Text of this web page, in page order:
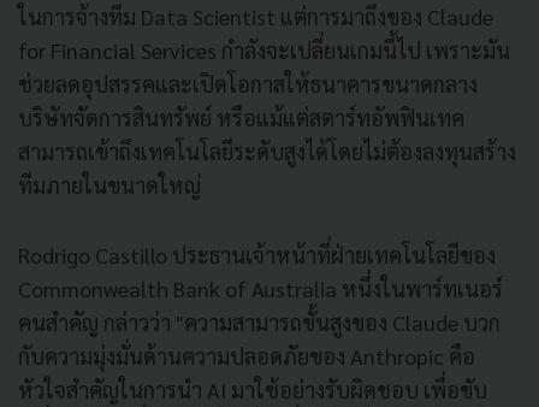
ในการจ้างทีม Data Scientist แต่การมาถึงของ Claude
for Financial Services กำลังจะเปลี่ยนเกมนี้ไป เพราะมัน
ช่วยลดอุปสรรคและเปิดโอกาสให้ธนาคารขนาดกลาง
บริษัทจัดการสินทรัพย์ หรือแม้แต่สตาร์ทอัพฟินเทค
สามารถเข้าถึงเทคโนโลยีระดับสูงได้โดยไม่ต้องลงทุนสร้าง
ทีมภายในขนาดใหญ่
Rodrigo Castillo ประธานเจ้าหน้าที่ฝ่ายเทคโนโลยีของ
Commonwealth Bank of Australia หนึ่งในพาร์ทเนอร์
คนสำคัญ กล่าวว่า "ความสามารถขั้นสูงของ Claude บวก
กับความมุ่งมั่นด้านความปลอดภัยของ Anthropic คือ
หัวใจสำคัญในการนำ AI มาใช้อย่างรับผิดชอบ เพื่อขับ